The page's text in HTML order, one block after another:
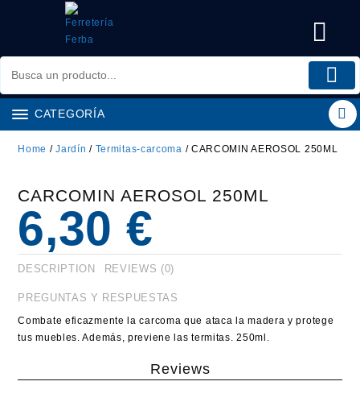
CATEGORÍA
Home /Jardín / Termitas-carcoma / CARCOMIN AEROSOL 250ML
CARCOMIN AEROSOL 250ML
6,30 €
DESCRIPTION REVIEWS (0)
PREGUNTAS Y RESPUESTAS
Combate eficazmente la carcoma que ataca la madera y protege
tus muebles. Además, previene las termitas. 250ml.
Reviews